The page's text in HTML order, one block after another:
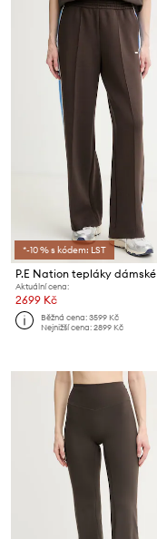
*-10 % s kódem: LST
Aktuální cena:
2699 Kč
Běžná cena:3599 Kč
Nejnižší cena:2899 Kč